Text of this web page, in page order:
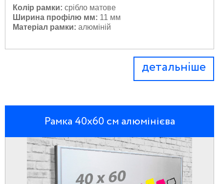
Колір рамки: срібло матове
Ширина профілю мм: 11 мм
Матеріал рамки: алюміній
детальніше
Рамка 40х60 см алюмінієва